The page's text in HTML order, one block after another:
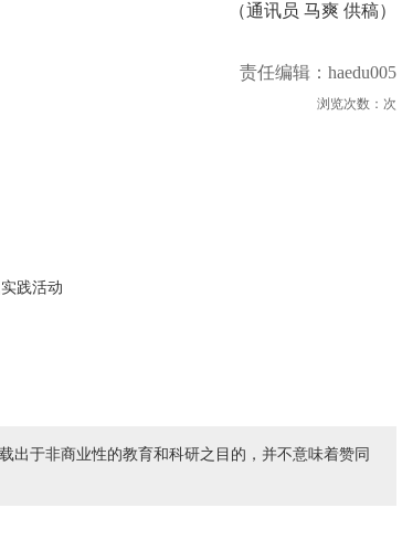
（通讯员 马爽 供稿）
责任编辑：haedu005
浏览次数： 次
践活动
出于非商业性的教育和科研之目的，并不意味着赞同